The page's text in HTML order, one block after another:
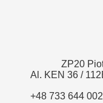
ZP20
Al. KEN 36 /
+48 733 644 002